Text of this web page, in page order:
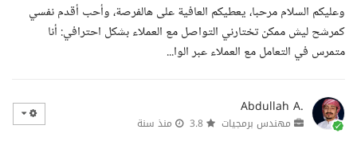
وعليكم السلام مرحبا، يعطيكم العافية على هالفرصة، وأحب أقدم نفسي
كمرشح ليش ممكن تختارني التواصل مع العملاء بشكل احترافي: أنا
متمرس في التعامل مع العملاء عبر الوا...
Abdullah A.
مهندس برمجيات منذ سنة